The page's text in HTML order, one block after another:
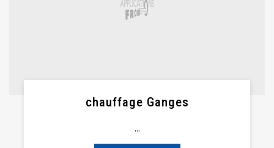
chauffage Ganges
...